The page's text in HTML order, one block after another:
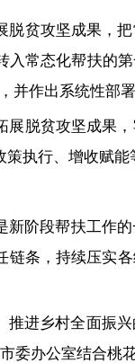
脱贫攻坚成果，
入常态化帮扶的
并作出系统性部
展脱贫攻坚成果
执行、增收赋
新阶段帮扶工作
链条，持续压实
进乡村全面振
委办公室结合